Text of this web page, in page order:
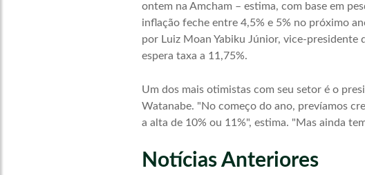
ontem na Amcham – estima, com base em
inflação feche entre 4,5% e 5% no próximo
por Luiz Moan Yabiku Júnior, vice-presidente
espera taxa a 11,75%.
Um dos mais otimistas com seu setor é o
Watanabe. "No começo do ano, prevíamos
a alta de 10% ou 11%", estima. "Mas ainda
Notícias Anteriores